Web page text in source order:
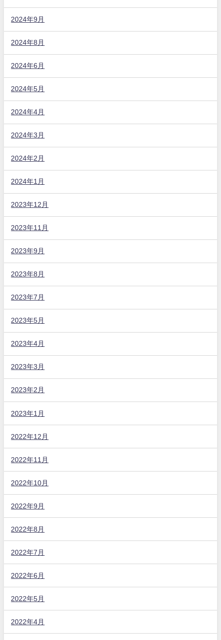
2024年9月
2024年8月
2024年6月
2024年5月
2024年4月
2024年3月
2024年2月
2024年1月
2023年12月
2023年11月
2023年9月
2023年8月
2023年7月
2023年5月
2023年4月
2023年3月
2023年2月
2023年1月
2022年12月
2022年11月
2022年10月
2022年9月
2022年8月
2022年7月
2022年6月
2022年5月
2022年4月